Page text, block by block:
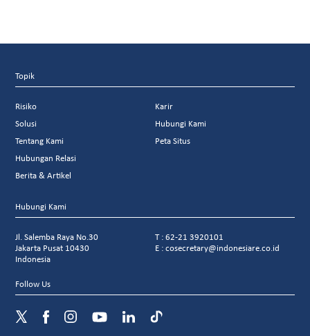
Topik
Risiko
Solusi
Tentang Kami
Hubungan Relasi
Berita & Artikel
Karir
Hubungi Kami
Peta Situs
Hubungi Kami
Jl. Salemba Raya No.30
Jakarta Pusat 10430
Indonesia
T : 62-21 3920101
E : cosecretary@indonesiare.co.id
Follow Us